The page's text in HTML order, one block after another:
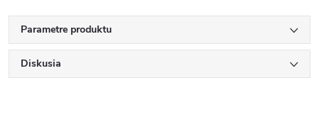
Parametre produktu
Diskusia